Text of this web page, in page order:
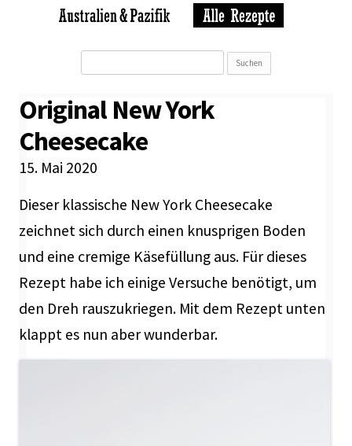
Original New York
Cheesecake
15. Mai 2020
Dieser klassische New York Cheesecake
zeichnet sich durch einen knusprigen Boden
und eine cremige Käsefüllung aus. Für dieses
Rezept habe ich einige Versuche benötigt, um
den Dreh rauszukriegen. Mit dem Rezept unten
klappt es nun aber wunderbar.